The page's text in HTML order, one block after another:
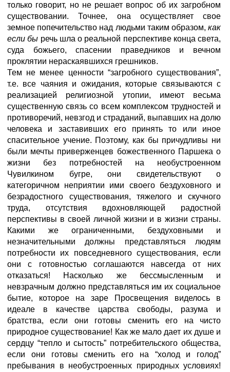
только говорит, но не решает вопрос об их загробном
существовании. Точнее, она осуществляет свое
земное попечительство над людьми таким образом, как
если бы речь шла о реальной перспективе конца света,
суда божьего, спасении праведников и вечном
проклятии нераскаявшихся грешников.
Тем не менее ценности “загробного существования”,
т.е. все чаяния и ожидания, которые связываются с
реализацией религиозной утопии, имеют весьма
существенную связь со всем комплексом трудностей и
противоречий, невзгод и страданий, выпавших на долю
человека и заставивших его принять то или иное
спасительное учение. Поэтому, как бы причудливы ни
были мечты приверженцев божественного Паршека о
жизни без потребностей на необустроенном
Чувилкином бугре, они свидетельствуют о
категоричном неприятии ими своего бездуховного и
безрадостного существования, тяжелого и скучного
труда, отсутствия вдохновляющей радостной
перспективы в своей личной жизни и в жизни страны.
Какими же ограниченными, бездуховными и
незначительными должны представляться людям
потребности их повседневного существования, если
они с готовностью соглашаются навсегда от них
отказаться! Насколько же бессмысленным и
невзрачным должно представляться им их социальное
бытие, которое на заре Просвещения виделось в
идеале в качестве царства свободы, разума и
братства, если они готовы сменить его на чисто
природное существование! Как же мало дает их душе и
сердцу “тепло и сытость” потребительского общества,
если они готовы сменить его на “холод и голод”
пребывания в необустроенных природных условиях!